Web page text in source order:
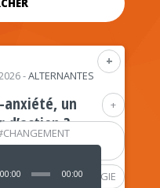
+
+
CHANGEMENT
#PSYCHOLOGIE
-ALTERNANTES
anxiété, un
d’action ?
00:00 00:00